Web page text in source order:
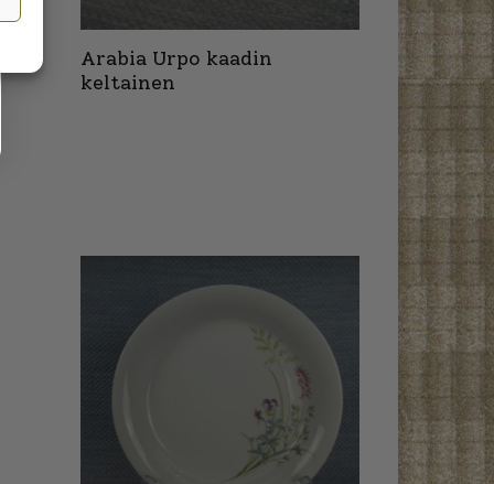
Arabia Urpo kaadin
keltainen